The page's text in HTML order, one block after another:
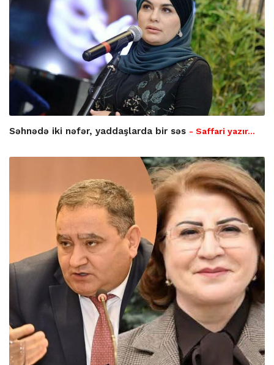
Səhnədə iki nəfər, yaddaşlarda bir səs - Saffari yazır…